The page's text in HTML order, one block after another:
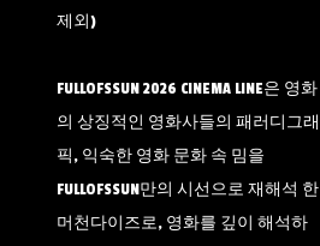
제외)
FULLOFSSUN 2026 CINEMA LINE은 영화
의 상징적인 영화사들의 패러디그래
픽, 익숙한 영화 문화 속 밈을
FULLOFSSUN만의 시선으로 재해석 한
머천다이즈로, 영화를 깊이 해석하